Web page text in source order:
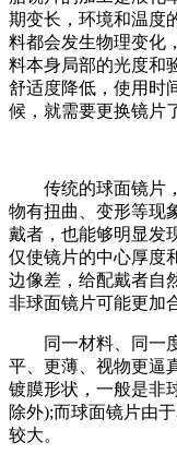
期变长，环境和温度
料都会发生物理变化
料本身局部的光度和
舒适度降低，使用时
候，就需要更换镜片
传统的球面镜片，
物有扭曲、变形等现
戴者，也能够明显发
仅使镜片的中心厚度
边像差，给配戴者自
非球面镜片可能更加
同一材料、同一度
平、更薄、视物更逼
镀膜形状，一般是非
除外);而球面镜片由
较大。